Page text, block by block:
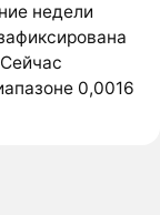
недели
0,0016